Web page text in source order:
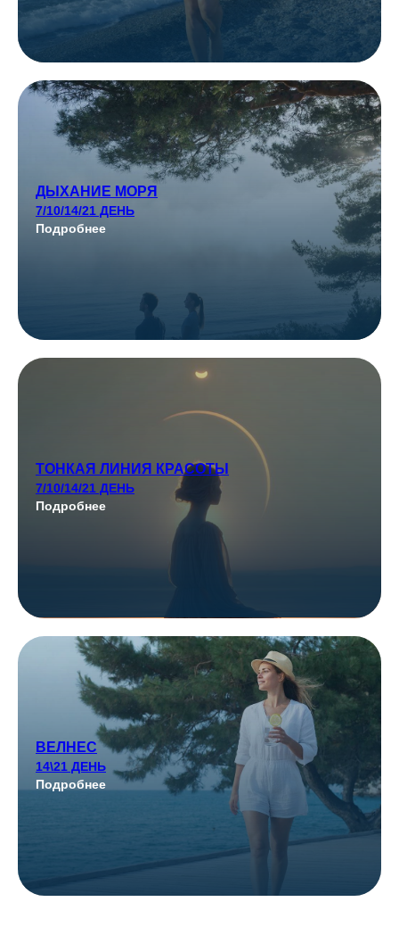
ДЫХАНИЕ МОРЯ
7/10/14/21 ДЕНЬ
Подробнее
ТОНКАЯ ЛИНИЯ КРАСОТЫ
7/10/14/21 ДЕНЬ
Подробнее
ВЕЛНЕС
14\21 ДЕНЬ
Подробнее